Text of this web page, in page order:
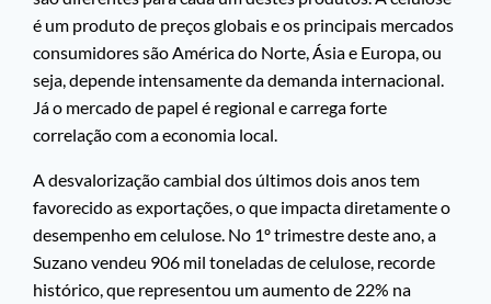
é um produto de preços globais e os principais mercados
consumidores são América do Norte, Ásia e Europa, ou
seja, depende intensamente da demanda internacional.
Já o mercado de papel é regional e carrega forte
correlação com a economia local.
A desvalorização cambial dos últimos dois anos tem
favorecido as exportações, o que impacta diretamente o
desempenho em celulose. No 1º trimestre deste ano, a
Suzano vendeu 906 mil toneladas de celulose, recorde
histórico, que representou um aumento de 22% na